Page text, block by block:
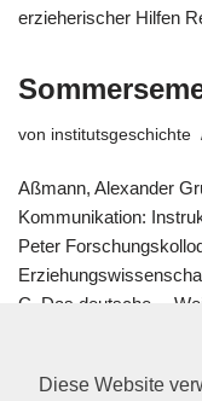
Diese Website
erzieherischer Hilfen
von institutsgeschichte
Aßmann, Alexander
Kommunikation:
Peter
C. Das deutsche…